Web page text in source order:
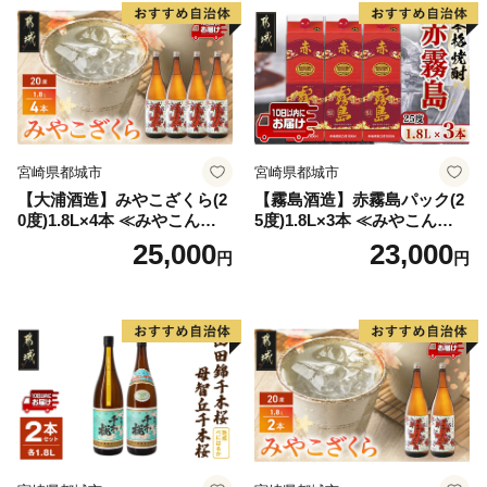
宮崎県都城市
【大浦酒造】みやこざくら(2
0度)1.8L×4本 ≪みやこんじょ
特急便≫_AD-077125,000円
宮崎県都城市
【霧島酒造】赤霧島パック(2
5度)1.8L×3本 ≪みやこんじょ
特急便≫_23-07-K03P-1800-3
23,000円